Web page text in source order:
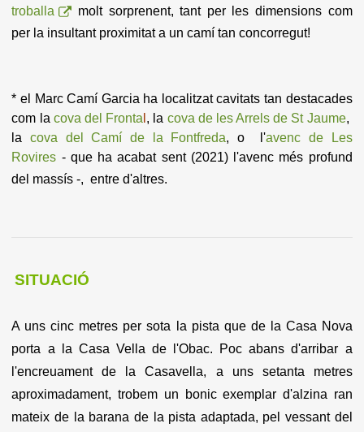
troballa
molt sorprenent, tant per les dimensions com
per la insultant proximitat a un camí tan concorregut!
* el Marc Camí Garcia ha localitzat cavitats tan destacades
com la cova del Fronta , la cova de les Arrels de St Jaume,
lacova del Camí de la Fontfreda, o l'avenc de Les
Rovires -que ha acabat sent (2021) l'avenc més profund
del massís -, entre d'altres.
SITUACIÓ
A uns cinc metres per sota la pista que de la Casa Nova
porta a la Casa Vella de l'Obac. Poc abans d'arribar a
l'encreuament de la Casavella, a uns setanta metres
aproximadament, trobem un bonic exemplar d'alzina ran
mateix de la barana de la pista adaptada, pel vessant del